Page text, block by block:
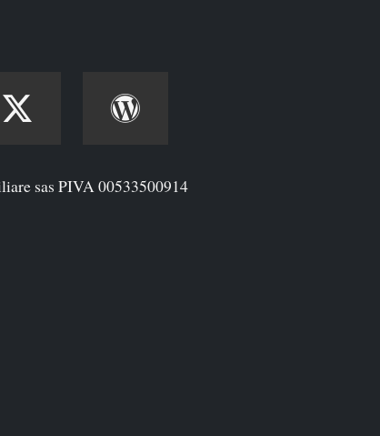
sas PIVA 00533500914